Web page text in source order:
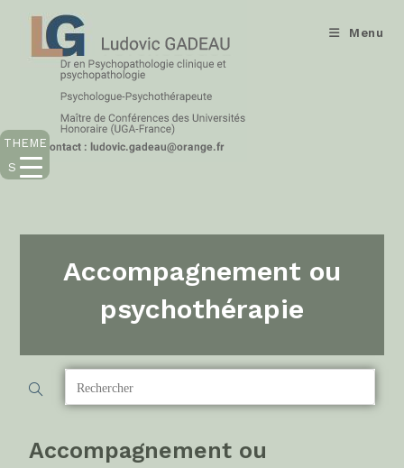
Menu
Accompagnement ou
psychothérapie
Accompagnement ou
THEME
S